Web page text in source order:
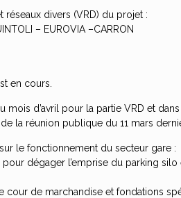
réseaux divers (VRD) du projet :
– EUROVIA –CARRON
en cours.
d’avril pour la partie VRD et
la réunion publique du 11 mars
le fonctionnement du secteur gare :
dégager l’emprise du parking
cour de marchandise et fondations